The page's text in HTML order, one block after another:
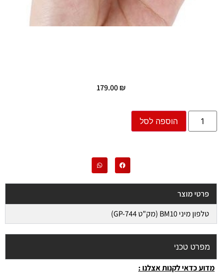
179.00₪
הוספה לסל
פרטי מוצר
טלפון מיני BM10 (מק"ט GP-744)
מפרט טכני
מדוע כדאי לקנות אצלנו :